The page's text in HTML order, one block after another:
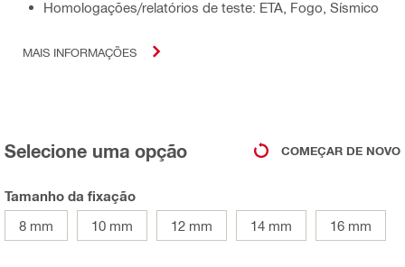
Homologações/relatórios de teste: ETA, Fogo, Sísmico
MAIS INFORMAÇÕES
Selecione uma opção COMEÇAR DE NOVO
Tamanho da fixação
8 mm
10 mm 12 mm 14 mm 16 mm